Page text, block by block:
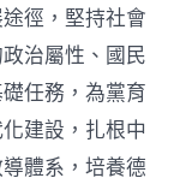
徑，堅持社會
治屬性、國民
任務，為黨育
建設，扎根中
體系，培養德